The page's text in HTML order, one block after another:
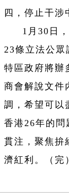
四，停止干涉
1月30日
23條立法公眾
特區政府將辦
商會解說文件
調，希望可以
香港26年的問
貫注，聚焦拚
濟紅利。（完